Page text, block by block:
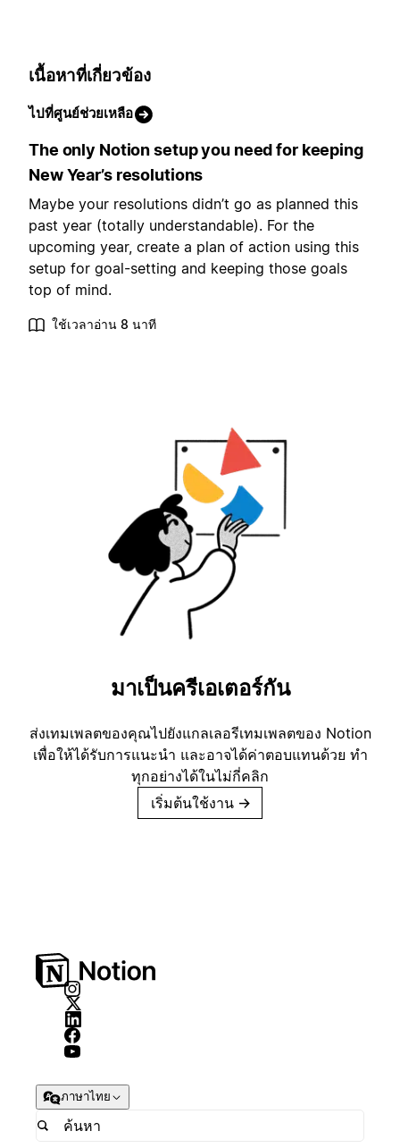
เนื้อหาที่เกี่ยวข้อง
ไปที่ศูนย์ช่วยเหลือ
The only Notion setup you need for keeping
New Year’s resolutions
Maybe your resolutions didn’t go as planned this
past year (totally understandable). For the
upcoming year, create a plan of action using this
setup for goal-setting and keeping those goals
top of mind.
ใช้เวลาอ่าน 8 นาที
มาเป็นครีเอเตอร์กัน
ส่งเทมเพลตของคุณไปยังแกลเลอรีเทมเพลตของ Notion
เพื่อให้ได้รับการแนะนำ และอาจได้ค่าตอบแทนด้วย ทำ
ทุกอย่างได้ในไม่กี่คลิก
เริ่มต้นใช้งาน →
ภาษาไทย